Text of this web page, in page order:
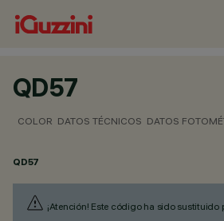
QD57
COLOR DATOS TÉCNICOS DATOS
QD57
¡Atención! Este código ha sido sustituido